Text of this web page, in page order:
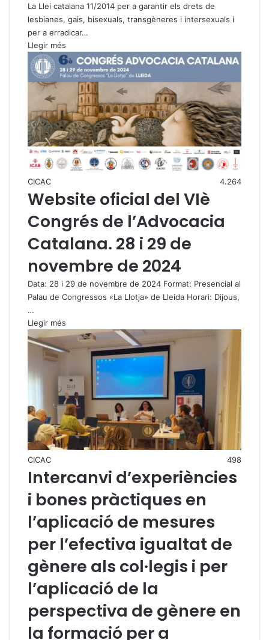
La Llei catalana 11/2014 per a garantir els drets de
lesbianes, gais, bisexuals, transgèneres i intersexuals i
per a erradicar…
Llegir més
CICAC 4.264
Website oficial del VIè
Congrés de l’Advocacia
Catalana. 28 i 29 de
novembre de 2024
Data: 28 i 29 de novembre de 2024 Format: Presencial al
Palau de Congressos «La Llotja» de Lleida Horari: Dijous,
…
Llegir més
CICAC 498
Intercanvi d’experiències
i bones pràctiques en
l’aplicació de mesures
per l’efectiva igualtat de
gènere als col·legis i per
l’aplicació de la
perspectiva de gènere en
la formació per a